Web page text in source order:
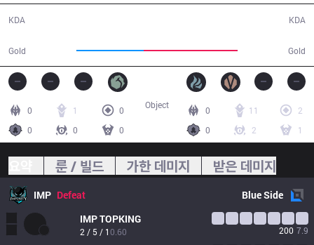
KDA
Gold Gold
KDA
0 1
0
0
0 0
0 11
2
0
2 1
Object
룬 / 빌드 가한 데미지 받은 데미지
IMP Defeat BlueSide
IMPTOPKING
2 / 5 / 10.60 200 7.9